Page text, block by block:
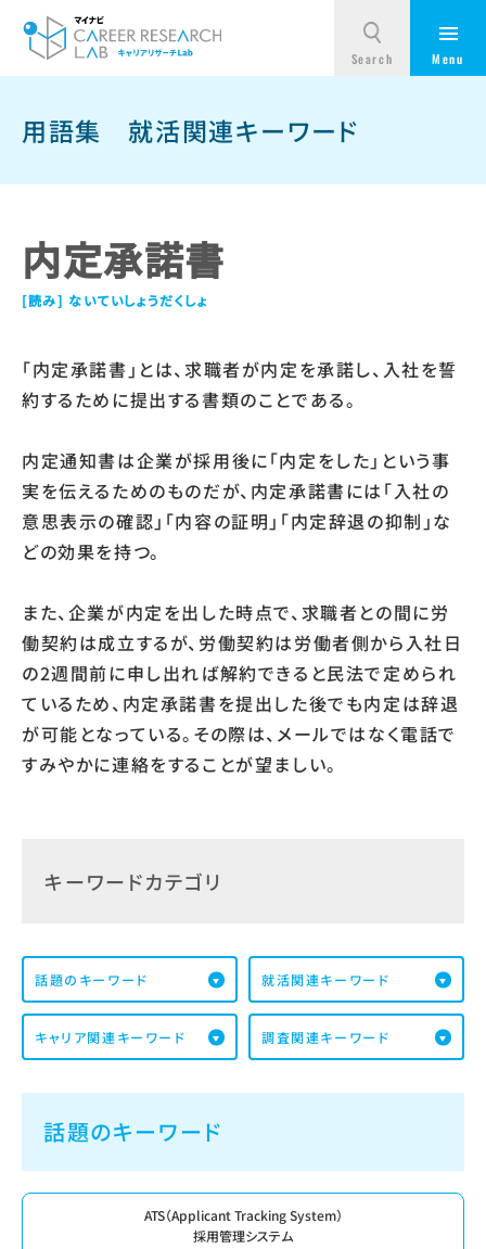
用語集 就活関連キーワード
内定承諾書
ないていしょうだくしょ
「内定承諾書」とは、求職者が内定を承諾し、入社を誓
約するために提出する書類のことである。
内定通知書は企業が採用後に「内定をした」という事
実を伝えるためのものだが、内定承諾書には「入社の
意思表示の確認」「内容の証明」「内定辞退の抑制」な
どの効果を持つ。
また、企業が内定を出した時点で、求職者との間に労
働契約は成立するが、労働契約は労働者側から入社日
の2週間前に申し出れば解約できると民法で定められ
ているため、内定承諾書を提出した後でも内定は辞退
が可能となっている。その際は、メールではなく電話で
すみやかに連絡をすることが望ましい。
キーワードカテゴリ
話題のキーワード 就活関連キーワード
キャリア関連キーワード 調査関連キーワード
話題のキーワード
ATS（Applicant Tracking System）
採用管理システム